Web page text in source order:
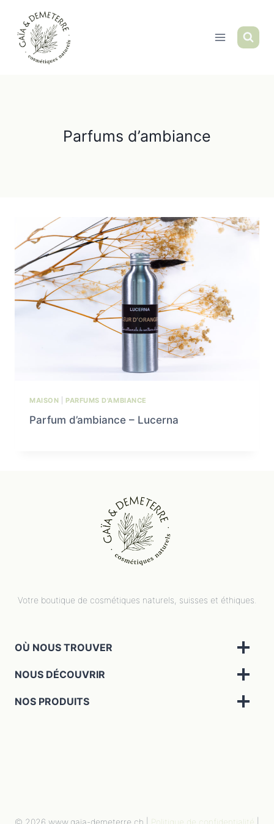
contenu
Parfums d’ambiance
MAISON PARFUMS D'AMBIANCE
Parfum d’ambiance – Lucerna
Votre boutique de cosmétiques naturels, suisses et éthiques.
OÙ NOUS TROUVER
NOUS DÉCOUVRIR
NOS PRODUITS
© 2026 www.gaïa-demeterre.ch | Politique de confidentialité